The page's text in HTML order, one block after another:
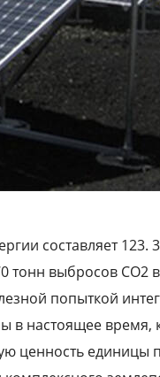
составляет 123.
тонн выбросов CO2
попыткой
в настоящее время,
ценность